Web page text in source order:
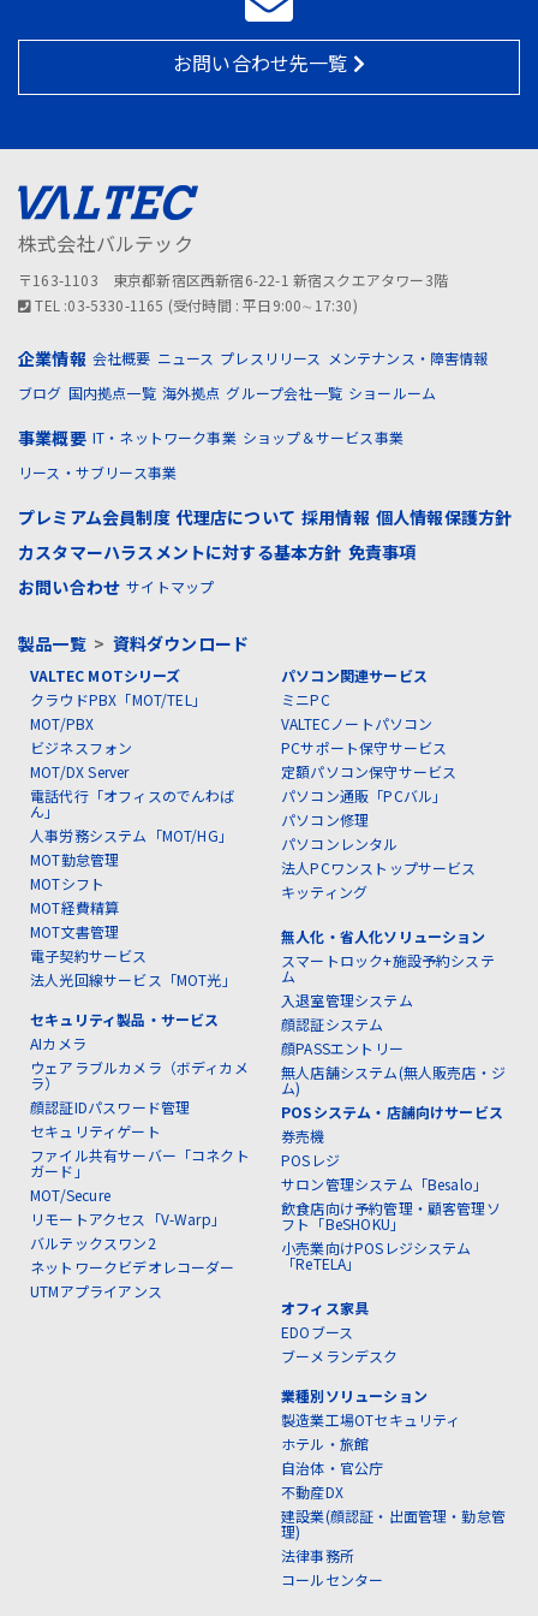
お問い合わせ先一覧
株式会社バルテック
〒163-1103 東京都新宿区西新宿6-22-1 新宿スクエアタワー3階
TEL :03-5330-1165 (受付時間 : 平日9:00∼17:30)
企業情報 会社概要 ニュース プレスリリース
メンテナンス・障害情報
ブログ 国内拠点一覧 海外拠点 グループ会社一覧 ショールーム
事業概要 IT・ネットワーク事業 ショップ＆サービス事業
リース・サブリース事業
プレミアム会員制度 代理店について 採用情報 個人情報保護方針
カスタマーハラスメントに対する基本方針 免責事項
お問い合わせ サイトマップ
製品一覧> 資料ダウンロード
VALTEC MOTシリーズ
クラウドPBX「MOT/TEL」
MOT/PBX
ビジネスフォン
MOT/DX Server
電話代行「オフィスのでんわば
ん」
人事労務システム「MOT/HG」
MOT勤怠管理
MOTシフト
MOT経費精算
MOT文書管理
電子契約サービス
法人光回線サービス「MOT光」
セキュリティ製品・サービス
AIカメラ
ウェアラブルカメラ（ボディカメ
ラ）
顔認証IDパスワード管理
セキュリティゲート
ファイル共有サーバー「コネクト
ガード」
MOT/Secure
リモートアクセス「V-Warp」
バルテックスワン2
ネットワークビデオレコーダー
UTMアプライアンス
パソコン関連サービス
ミニPC
VALTECノートパソコン
PCサポート保守サービス
定額パソコン保守サービス
パソコン通販「PCバル」
パソコン修理
パソコンレンタル
法人PCワンストップサービス
キッティング
無人化・省人化ソリューション
スマートロック+施設予約システ
ム
入退室管理システム
顔認証システム
顔PASSエントリー
無人店舗システム(無人販売店・ジ
ム)
POSシステム・店舗向けサービス
券売機
POSレジ
サロン管理システム「Besalo」
飲食店向け予約管理・顧客管理ソ
フト「BeSHOKU」
小売業向けPOSレジシステム
「ReTELA」
オフィス家具
EDOブース
ブーメランデスク
業種別ソリューション
製造業工場OTセキュリティ
ホテル・旅館
自治体・官公庁
不動産DX
建設業(顔認証・出面管理・勤怠管
理)
法律事務所
コールセンター